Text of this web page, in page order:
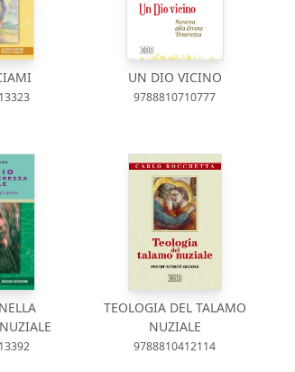
UN DIO VICINO
9788810710777
TEOLOGIA DEL TALAMO
NUZIALE
9788810412114